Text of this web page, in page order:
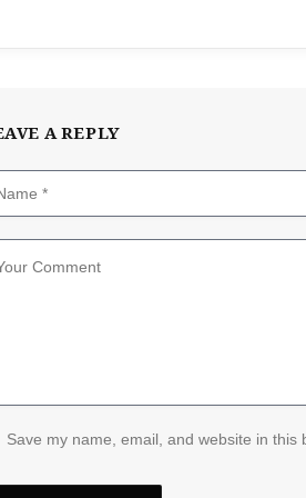
A REPLY
Save my name, email, and website in this